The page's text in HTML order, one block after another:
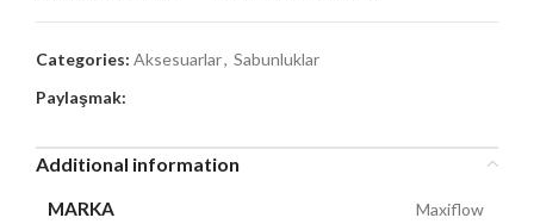
Categories: Aksesuarlar, Sabunluklar
Paylaşmak:
Additional information
MARKA Maxiflow